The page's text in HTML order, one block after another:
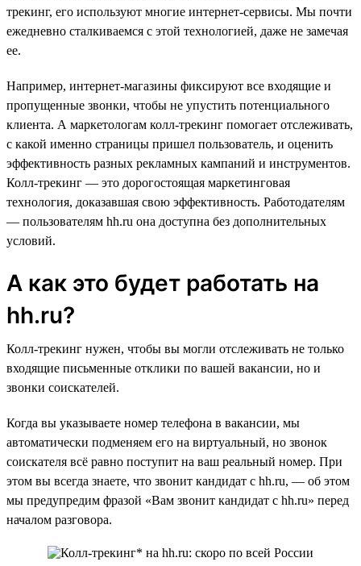
трекинг, его используют многие интернет-сервисы. Мы почти
ежедневно сталкиваемся с этой технологией, даже не замечая
ее.
Например, интернет-магазины фиксируют все входящие и
пропущенные звонки, чтобы не упустить потенциального
клиента. А маркетологам колл-трекинг помогает отслеживать,
с какой именно страницы пришел пользователь, и оценить
эффективность разных рекламных кампаний и инструментов.
Колл-трекинг — это дорогостоящая маркетинговая
технология, доказавшая свою эффективность. Работодателям
— пользователям hh.ru она доступна без дополнительных
условий.
А как это будет работать на
hh.ru?
Колл-трекинг нужен, чтобы вы могли отслеживать не только
входящие письменные отклики по вашей вакансии, но и
звонки соискателей.
Когда вы указываете номер телефона в вакансии, мы
автоматически подменяем его на виртуальный, но звонок
соискателя всё равно поступит на ваш реальный номер. При
этом вы всегда знаете, что звонит кандидат с hh.ru, — об этом
мы предупредим фразой «Вам звонит кандидат с hh.ru» перед
началом разговора.